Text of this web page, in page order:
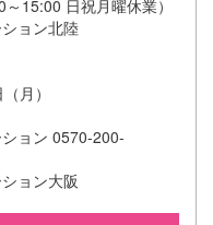
15:00 日祝月曜休業）
ョン北陸
月）
ョン 0570-200-
ョン大阪